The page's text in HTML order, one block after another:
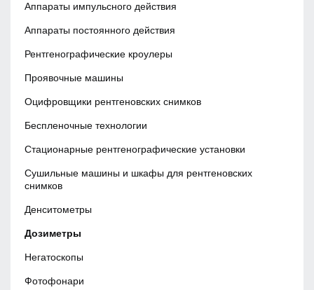
Аппараты импульсного действия
Аппараты постоянного действия
Рентгенографические кроулеры
Проявочные машины
Оцифровщики рентгеновских снимков
Беспленочные технологии
Стационарные рентгенографические установки
Сушильные машины и шкафы для рентгеновских
снимков
Денситометры
Дозиметры
Негатоскопы
Фотофонари